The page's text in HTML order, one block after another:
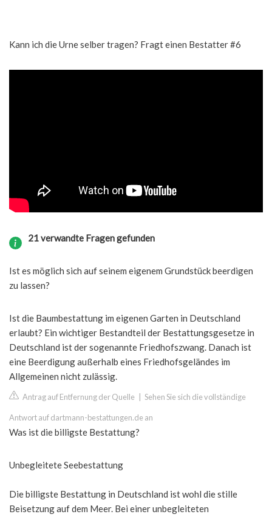
Kann ich die Urne selber tragen? Fragt einen Bestatter #6
21 verwandte Fragen gefunden
Ist es möglich sich auf seinem eigenem Grundstück beerdigen
zu lassen?
Ist die Baumbestattung im eigenen Garten in Deutschland
erlaubt? Ein wichtiger Bestandteil der Bestattungsgesetze in
Deutschland ist der sogenannte Friedhofszwang. Danach ist
eine Beerdigung außerhalb eines Friedhofsgeländes im
Allgemeinen nicht zulässig.
Antrag auf Entfernung der Quelle Sehen Sie sich die vollständige
Antwort auf dartmann-bestattungen.de an
Was ist die billigste Bestattung?
Unbegleitete Seebestattung
Die billigste Bestattung in Deutschland ist wohl die stille
Beisetzung auf dem Meer. Bei einer unbegleiteten